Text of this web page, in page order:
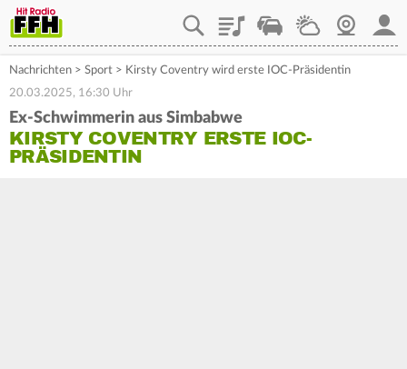
PlaylistStaupilotWetterWebcam
Nachrichten > Sport > Kirsty Coventry wird erste IOC-Präsidentin
20.03.2025, 16:30 Uhr
Ex-Schwimmerin aus Simbabwe
KIRSTY COVENTRY ERSTE IOC-
PRÄSIDENTIN